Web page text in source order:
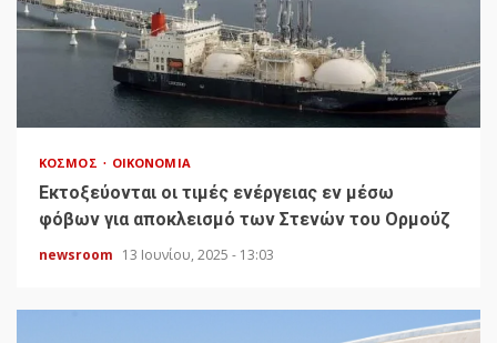
ΚΌΣΜΟΣ ΟΙΚΟΝΟΜΊΑ
Εκτοξεύονται οι τιμές ενέργειας εν μέσω
φόβων για αποκλεισμό των Στενών του Ορμούζ
newsroom 13 Ιουνίου, 2025 - 13:03